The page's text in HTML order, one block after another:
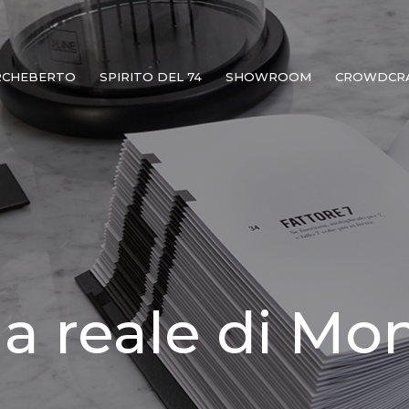
SPIRITO DEL 74 SHOWROOM
reale di